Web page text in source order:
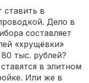
ставить в
Дело в
составляет
«хрущёвки»
тыс. рублей?
в элитном
Или же в